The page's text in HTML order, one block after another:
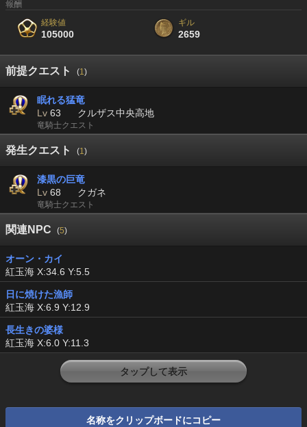
報酬
経験値
105000
ギル
2659
前提クエスト (1)
眠れる猛竜
Lv 63 クルザス中央高地
竜騎士クエスト
発生クエスト (1)
漆黒の巨竜
Lv 68 クガネ
竜騎士クエスト
関連NPC (5)
オーン・カイ
紅玉海 X:34.6 Y:5.5
日に焼けた漁師
紅玉海 X:6.9 Y:12.9
長生きの婆様
紅玉海 X:6.0 Y:11.3
タップして表示
名称をクリップボードにコピー